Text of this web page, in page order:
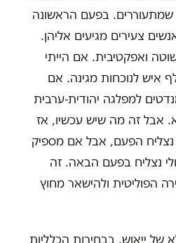
שמתעוררים. בפעם הראשונה
צעירים מגיעים אליהן.
ואפקטיבית. אם הייתי
הייתי מביא 20 אלף איש לנוכחות מגינה. אם
יכול להביא 30 מנדטים למפלגה יהודית-ערבית
אבל זה מה שיש עכשיו, אז
נצליח הפעם, אבל אם מספיק
נצליח בפעם הבאה. זה
הפוליטית ולהישאר מחוץ
של ייאוש. בבחירות הכלליות